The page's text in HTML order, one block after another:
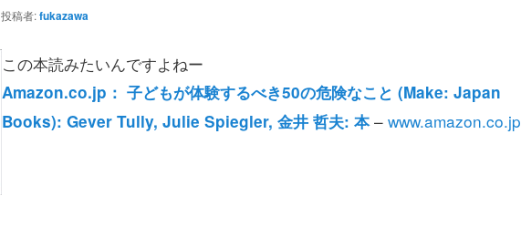
投稿者:fukazawa
この本読みたいんですよねー
Amazon.co.jp： 子どもが体験するべき50の危険なこと (Make: Japan
Books): Gever Tully, Julie Spiegler, 金井 哲夫: 本–www.amazon.co.jp